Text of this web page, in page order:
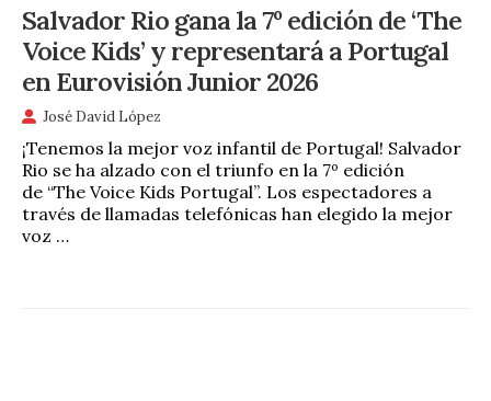
Salvador Rio gana la 7º edición de ‘The
Voice Kids’ y representará a Portugal
en Eurovisión Junior 2026
José David López
¡Tenemos la mejor voz infantil de Portugal! Salvador
Rio se ha alzado con el triunfo en la 7º edición
de “The Voice Kids Portugal”. Los espectadores a
través de llamadas telefónicas han elegido la mejor
voz …